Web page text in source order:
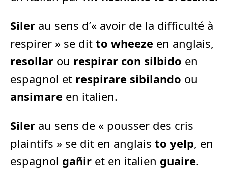
Siler au sens d’« avoir de la difficulté à
respirer » se dit to wheeze en anglais,
resollar ou respirar con silbido en
espagnol et respirare sibilando ou
ansimare en italien.
Siler au sens de « pousser des cris
plaintifs » se dit en anglais to yelp, en
espagnol gañir et en italien guaire.